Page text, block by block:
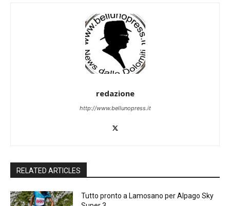
redazione
http://www.bellunopress.it
RELATED ARTICLES
Tutto pronto a Lamosano per Alpago Sky